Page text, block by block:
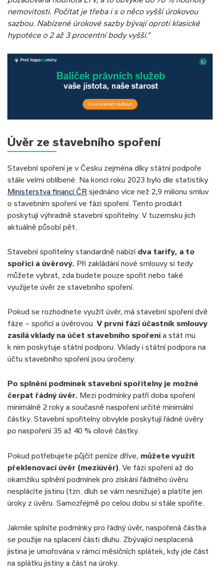
nemovitosti. Počítat je třeba i s o něco vyšší úrokovou
sazbou. Nabízené úrokové sazby bývají oproti klasické
hypotéce o 2 až 3 procentní body vyšší.“
Úvěr ze stavebního spoření
Stavební spoření je v Česku zejména díky státní podpoře
stále velmi oblíbené. Na konci roku 2023 bylo dle statistiky
Ministerstva financí ČR sjednáno více než 2,9 milionu smluv
o stavebním spoření ve fázi spoření. Tento produkt
poskytují výhradně stavební spořitelny. V tuzemsku jich
aktuálně působí pět.
Stavební spořitelny standardně nabízí dva tarify, a to
spořicí a úvěrový. Při zakládání nové smlouvy si tedy
můžete vybrat, zda budete pouze spořit nebo také
využijete úvěr ze stavebního spoření.
Pokud se rozhodnete využít úvěr, má stavební spoření dvě
fáze – spořicí a úvěrovou. V první fázi účastník smlouvy
zasílá vklady na účet stavebního spořenía stát mu
k nim poskytuje státní podporu. Vklady i státní podpora na
účtu stavebního spoření jsou úročeny.
Po splnění podmínek stavební spořitelny je možné
čerpat řádný úvěr. Mezi podmínky patří doba spoření
minimálně 2 roky a současně naspoření určité minimální
částky. Stavební spořitelny obvykle poskytují řádné úvěry
po naspoření 35 až 40 % cílové částky.
Pokud potřebujete půjčit peníze dříve, můžete využít
překlenovací úvěr (meziúvěr). Ve fázi spoření až do
okamžiku splnění podmínek pro získání řádného úvěru
nesplácíte jistinu (tzn. dluh se vám nesnižuje) a platíte jen
úroky z úvěru. Samozřejmě po celou dobu si stále spoříte.
Jakmile splníte podmínky pro řádný úvěr, naspořená částka
se použije na splacení části dluhu. Zbývající nesplacená
jistina je umořována v rámci měsíčních splátek, kdy jde část
na splátku jistiny a část na úroky.